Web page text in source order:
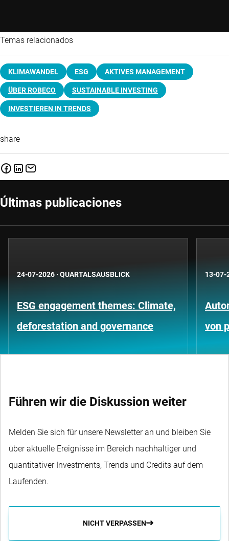
Temas relacionados
KLIMAWANDEL ESG AKTIVES MANAGEMENT
ÜBER ROBECO SUSTAINABLE INVESTING
INVESTIEREN IN TRENDS
share
Últimas publicaciones
24-07-2026 · QUARTALSAUSBLICK
ESG engagement themes: Climate,
deforestation and governance
13-07-
von
Führen wir die Diskussion weiter
Melden Sie sich für unsere Newsletter an und bleiben Sie
über aktuelle Ereignisse im Bereich nachhaltiger und
quantitativer Investments, Trends und Credits auf dem
Laufenden.
NICHT VERPASSEN